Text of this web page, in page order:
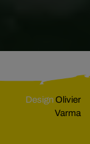
DesignOlivier
Varma